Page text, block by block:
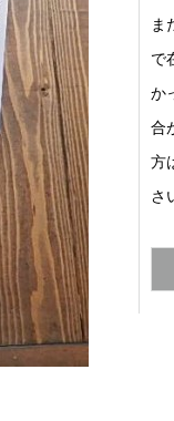
ま
で
か
合
方
さ